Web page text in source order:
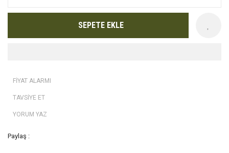
SEPETE EKLE
FİYAT ALARMI
TAVSİYE ET
YORUM YAZ
Paylaş :